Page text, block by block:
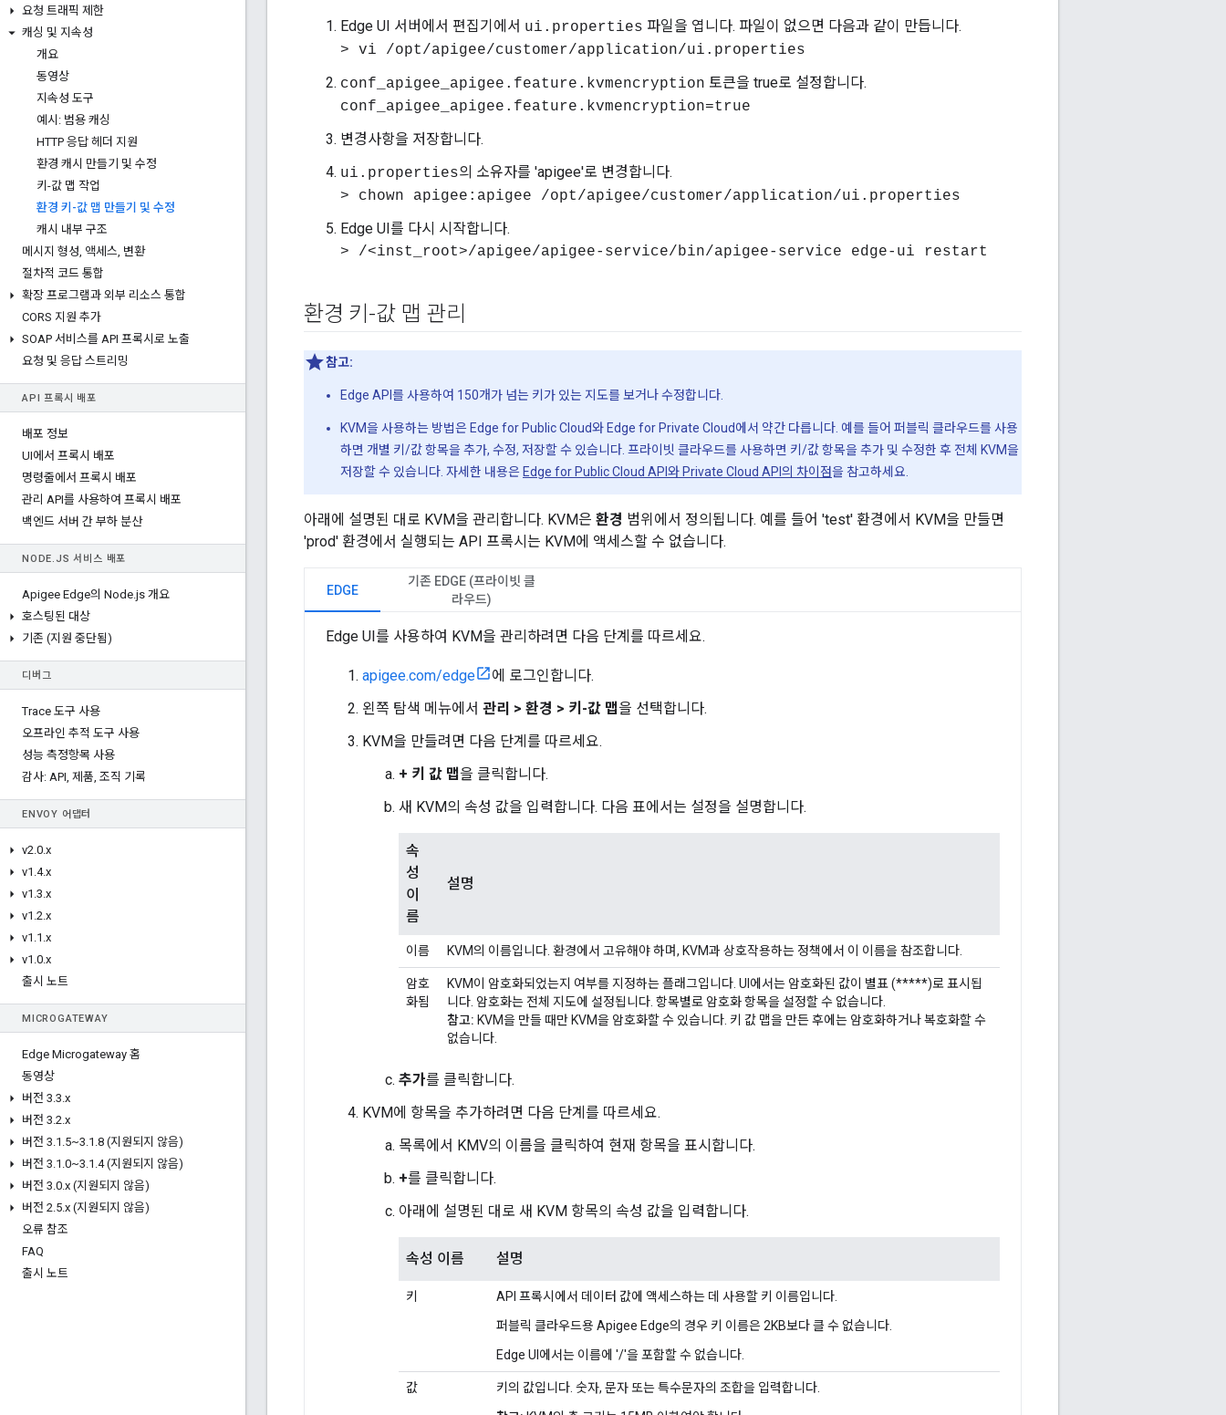
요청 트래픽 제한
캐싱 및 지속성
개요
동영상
지속성 도구
예시: 범용 캐싱
HTTP 응답 헤더 지원
환경 캐시 만들기 및 수정
키-값 맵 작업
환경 키-값 맵 만들기 및 수정
캐시 내부 구조
메시지 형성, 액세스, 변환
절차적 코드 통합
확장 프로그램과 외부 리소스 통합
CORS 지원 추가
SOAP 서비스를 API 프록시로 노출
요청 및 응답 스트리밍
API 프록시 배포
배포 정보
UI에서 프록시 배포
명령줄에서 프록시 배포
관리 API를 사용하여 프록시 배포
백엔드 서버 간 부하 분산
NODE. JS 서비스 배포
Apigee Edge의 Node.js 개요
호스팅된 대상
기존 (지원 중단됨)
디버그
Trace 도구 사용
오프라인 추적 도구 사용
성능 측정항목 사용
감사: API, 제품, 조직 기록
ENVOY 어댑터
v2.0.x
v1 .4.x
v1 .3.x
v1 .2.x
v1 .1 .x
v1 .0.x
출시 노트
MICROGATEWAY
Edge Microgateway 홈
동영상
버전 3.3.x
버전 3.2.x
버전 3.1 .5~3.1 .8 (지원되지 않음)
버전 3.1 .0~3.1 .4 (지원되지 않음)
버전 3.0.x (지원되지 않음)
버전 2.5.x (지원되지 않음)
오류 참조
FAQ
출시 노트
Edge UI 서버에서 편집기에서 ui.properties 파일을 엽니다. 파일이 없으면 다음과 같이 만듭니다.
> vi /opt/apigee/customer/application/ui.properties
conf_apigee_apigee.feature.kvmencryption 토큰을 true로 설정합니다.
conf_apigee_apigee.feature.kvmencryption=true
변경사항을 저장합니다.
ui.properties의 소유자를 'apigee'로 변경합니다.
> chown apigee:apigee /opt/apigee/customer/application/ui.properties
Edge UI를 다시 시작합니다.
> /<inst_root>/apigee/apigee-service/bin/apigee-service edge-ui restart
환경 키-값 맵 관리
참고:
Edge API를 사용하여 150개가 넘는 키가 있는 지도를 보거나 수정합니다.
KVM을 사용하는 방법은 Edge for Public Cloud와 Edge for Private Cloud에서 약간 다릅니다. 예를 들어 퍼블릭 클라우드를 사용
하면 개별 키/값 항목을 추가, 수정, 저장할 수 있습니다. 프라이빗 클라우드를 사용하면 키/값 항목을 추가 및 수정한 후 전체 KVM을
저장할 수 있습니다. 자세한 내용은 Edge for Public Cloud API와 Private Cloud API의 차이점을 참고하세요.
아래에 설명된 대로 KVM을 관리합니다. KVM은 환경 범위에서 정의됩니다. 예를 들어 'test' 환경에서 KVM을 만들면
'prod' 환경에서 실행되는 API 프록시는 KVM에 액세스할 수 없습니다.
EDGE
기존 EDGE (프라이빗 클
라우드)
Edge UI를 사용하여 KVM을 관리하려면 다음 단계를 따르세요.
apigee.com/edge
에 로그인합니다.
왼쪽 탐색 메뉴에서 관리 > 환경 > 키-값 맵을 선택합니다.
KVM을 만들려면 다음 단계를 따르세요.
+ 키 값 맵을 클릭합니다.
새 KVM의 속성 값을 입력합니다. 다음 표에서는 설정을 설명합니다.
속
성
이
름
설명
이름 KVM의 이름입니다. 환경에서 고유해야 하며, KVM과 상호작용하는 정책에서 이 이름을 참조합니다.
암호
화됨
KVM이 암호화되었는지 여부를 지정하는 플래그입니다. UI에서는 암호화된 값이 별표 (*****)로 표시됩
니다. 암호화는 전체 지도에 설정됩니다. 항목별로 암호화 항목을 설정할 수 없습니다.
참고: KVM을 만들 때만 KVM을 암호화할 수 있습니다. 키 값 맵을 만든 후에는 암호화하거나 복호화할 수
없습니다.
추가를 클릭합니다.
KVM에 항목을 추가하려면 다음 단계를 따르세요.
목록에서 KMV의 이름을 클릭하여 현재 항목을 표시합니다.
+를 클릭합니다.
아래에 설명된 대로 새 KVM 항목의 속성 값을 입력합니다.
속성 이름 설명
키
API 프록시에서 데이터 값에 액세스하는 데 사용할 키 이름입니다.
퍼블릭 클라우드용 Apigee Edge의 경우 키 이름은 2KB보다 클 수 없습니다.
Edge UI에서는 이름에 '/'을 포함할 수 없습니다.
값
키의 값입니다. 숫자, 문자 또는 특수문자의 조합을 입력합니다.